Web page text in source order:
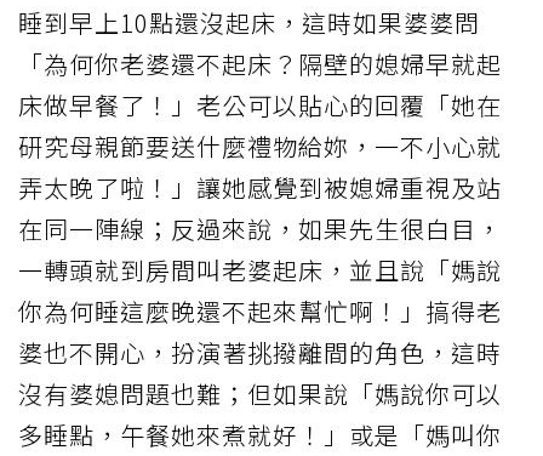
睡到早上10點還沒起床，這時如果婆婆問
「為何你老婆還不起床？隔壁的媳婦早就起
床做早餐了！」老公可以貼心的回覆「她在
研究母親節要送什麼禮物給妳，一不小心就
弄太晚了啦！」讓她感覺到被媳婦重視及站
在同一陣線；反過來說，如果先生很白目，
一轉頭就到房間叫老婆起床，並且說「媽說
你為何睡這麼晚還不起來幫忙啊！」搞得老
婆也不開心，扮演著挑撥離間的角色，這時
沒有婆媳問題也難；但如果說「媽說你可以
多睡點，午餐她來煮就好！」或是「媽叫你